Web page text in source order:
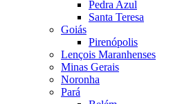
Pedra Azul
Santa Teresa
Goiás
Pirenópolis
Lençois Maranhenses
Minas Gerais
Noronha
Pará